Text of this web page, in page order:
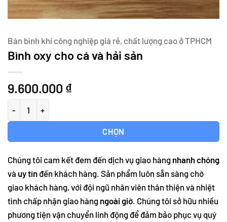
Bán bình khí công nghiệp giá rẻ, chất lượng cao ở TPHCM
Bình oxy cho cá và hải sản
9.600.000 ₫
CHỌN
Chúng tôi cam kết đem đến dịch vụ giao hàng nhanh chóng
và uy tín đến khách hàng. Sản phẩm luôn sẵn sàng chờ
giao khách hàng, với đội ngũ nhân viên thân thiện và nhiệt
tình chấp nhận giao hàng ngoài giờ . Chúng tôi sở hữu nhiều
phương tiện vận chuyển linh động để đảm bảo phục vụ quý